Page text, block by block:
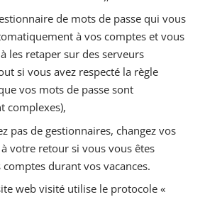
de mots de passe qui vous
à vos comptes et vous
les retaper sur des serveurs
si vous avez respecté la règle
vos mots de passe sont
complexes),
pas de gestionnaires, changez vos
votre retour si vous vous êtes
comptes durant vos vacances.
web visité utilise le protocole «